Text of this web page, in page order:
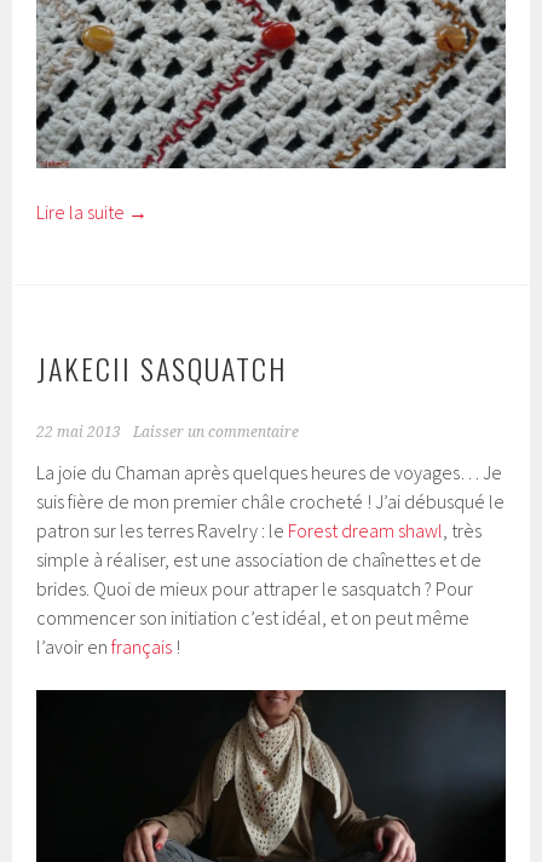
Lire la suite →
JAKECII SASQUATCH
22 mai 2013 Laisser un commentaire
La joie du Chaman après quelques heures de voyages… Je
suis fière de mon premier châle crocheté ! J’ai débusqué le
patron sur les terres Ravelry : le Forest dream shawl , très
simple à réaliser, est une association de chaînettes et de
brides. Quoi de mieux pour attraper le sasquatch ? Pour
commencer son initiation c’est idéal, et on peut même
l’avoir enfrançais !